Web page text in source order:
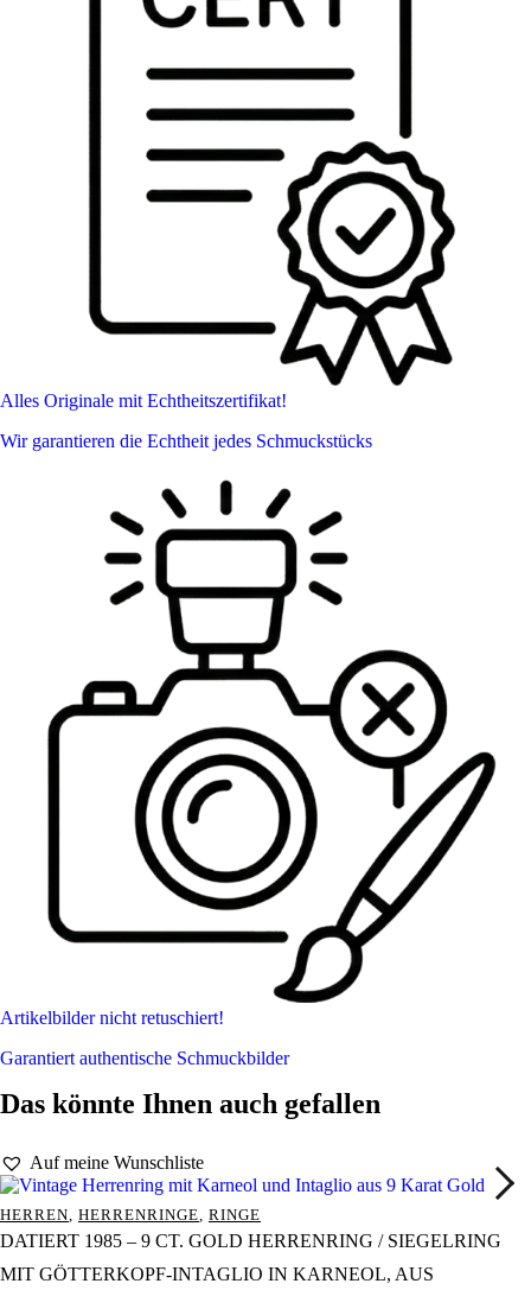
Alles Originale mit Echtheitszertifikat!
Wir garantieren die Echtheit jedes Schmuckstücks
Artikelbilder nicht retuschiert!
Garantiert authentische Schmuckbilder
Das könnte Ihnen auch gefallen
Auf meine Wunschliste
HERREN, HERRENRINGE, RINGE
DATIERT 1985 – 9 CT. GOLD HERRENRING / SIEGELRING
MIT GÖTTERKOPF-INTAGLIO IN KARNEOL, AUS